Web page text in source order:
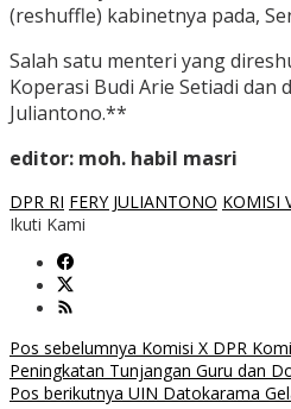
(reshuffle) kabinetnya pada,
Salah satu menteri yang
Koperasi Budi Arie Setiadi dan
Juliantono.**
editor: moh. habil masri
DPR RI FERY JULIANTONO KOMISI
Ikuti Kami
Navigasi
pos
Pos sebelumnya Komisi X DPR
Peningkatan Tunjangan Guru dan
Pos berikutnya UIN Datokarama